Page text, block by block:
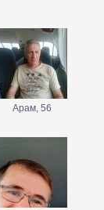
Арам, 56